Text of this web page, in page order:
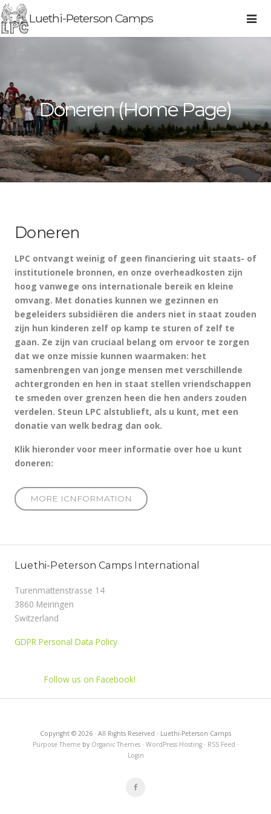
Luethi-Peterson Camps
Doneren (Home Page)
Doneren
LPC ontvangt weinig of geen financiering uit staats- of
institutionele bronnen, en onze overheadkosten zijn
hoog vanwege ons internationale bereik en kleine
omvang. Met donaties kunnen we gezinnen en
begeleiders subsidiëren die anders niet in staat zouden
zijn hun kinderen zelf op kamp te sturen of zelf te
gaan. Ze zijn van cruciaal belang om ervoor te zorgen
dat we onze missie kunnen waarmaken: het
samenbrengen van jonge mensen met verschillende
achtergronden en hen in staat stellen vriendschappen
te smeden over grenzen heen die hen anders zouden
verdelen. Steun LPC alstublieft, als u kunt, met een
donatie van welk bedrag dan ook.
Klik hieronder voor meer informatie over hoe u kunt
doneren:
MORE ICNFORMATION
Luethi-Peterson Camps International
Turenmattenstrasse 14
3860 Meiringen
Switzerland
GDPR Personal Data Policy
Follow us on Facebook!
Copyright © 2026 · All Rights Reserved · Luethi-Peterson Camps
Purpose Themeby Organic Themes· WordPress Hosting· RSS Feed ·
Login